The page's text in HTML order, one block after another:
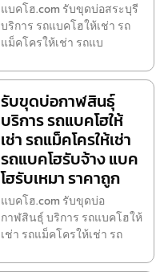
แบคโฮ.com รับขุดบ่อสระบุรี
บริการ รถแบคโฮให้เช่า รถ
แม็คโครให้เช่า รถแบ
รับขุดบ่อกาฬสินธุ์
บริการ รถแบคโฮให้
เช่า รถแม็คโครให้เช่า
รถแบคโฮรับจ้าง แบค
โฮรับเหมา ราคาถูก
แบคโฮ.com รับขุดบ่อ
กาฬสินธุ์ บริการ รถแบคโฮให้
เช่า รถแม็คโครให้เช่า รถ